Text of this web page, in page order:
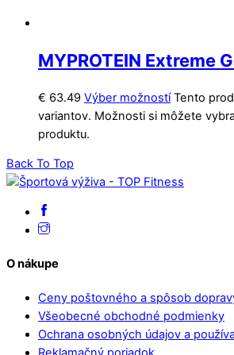
MYPROTEIN Extreme
€ 63.49 Výber možností Tento
variantov. Možnosti si môžete
produktu.
Back To Top
O nákupe
Ceny poštovného a spôsob
Všeobecné obchodné podmienky
Ochrana osobných údajov a